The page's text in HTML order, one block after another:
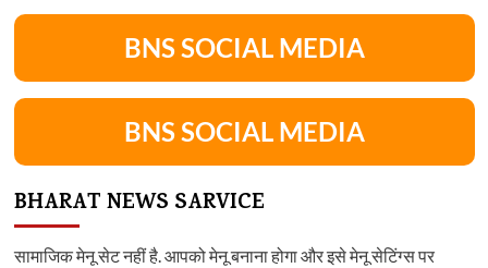
BNS SOCIAL MEDIA
BNS SOCIAL MEDIA
BHARAT NEWS SARVICE
सामाजिक मेनू सेट नहीं है. आपको मेनू बनाना होगा और इसे मेनू सेटिंग्स पर